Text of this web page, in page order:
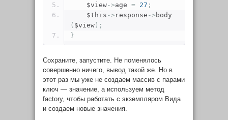
    $view
->age = 27 ;
    $this
-> response -> body
( $view );
}
Сохраните, запустите. Не поменялось
совершенно ничего, вывод такой же. Но в
этот раз мы уже не создаем массив с парами
ключ — значение, а используем метод
factory, чтобы работать с экземпляром Вида
и создаем новые значения.